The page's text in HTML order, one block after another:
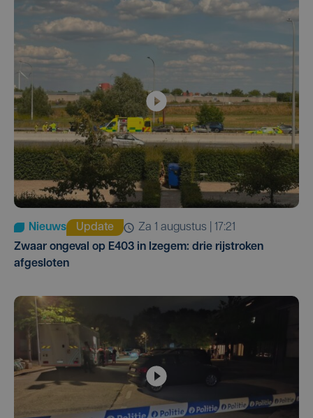
Nieuws Update
za 1 augustus | 17:21
Zwaar ongeval op E403 in Izegem: drie rijstroken
afgesloten